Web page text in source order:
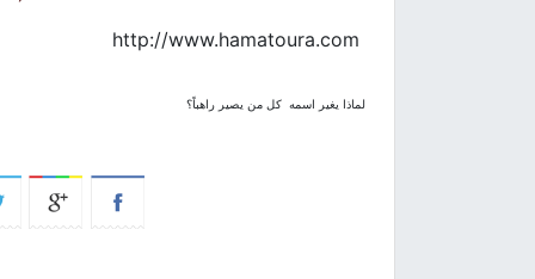
لماذا يغير اسمه كل من يصير راهباً؟